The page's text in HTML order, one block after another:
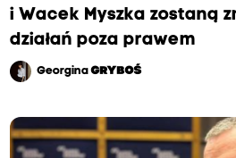
i Wacek Myszka zostaną
działań poza prawem
GeorginaGRYBOŚ